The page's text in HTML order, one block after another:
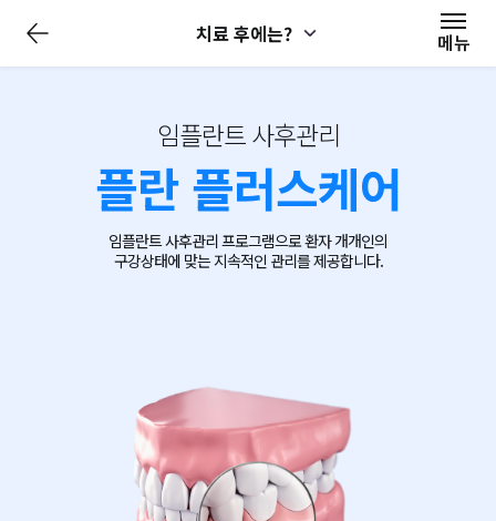
치료 후에는? 메뉴
임플란트 사후관리
플란 플러스케어
임플란트 사후관리 프로그램으로 환자 개개인의
구강상태에 맞는 지속적인 관리를 제공합니다.